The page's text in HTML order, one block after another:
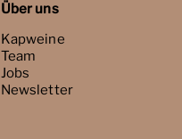
Über uns
Kapweine
Team
Jobs
Newsletter